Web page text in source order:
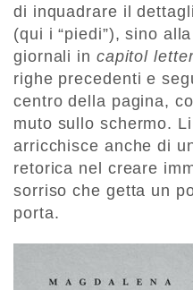
di inquadrare il
(qui i “piedi”), sino
giornali in capitol
righe precedenti e
centro della pagina,
muto sullo schermo.
arricchisce anche di
retorica nel creare
sorriso che getta un
porta.